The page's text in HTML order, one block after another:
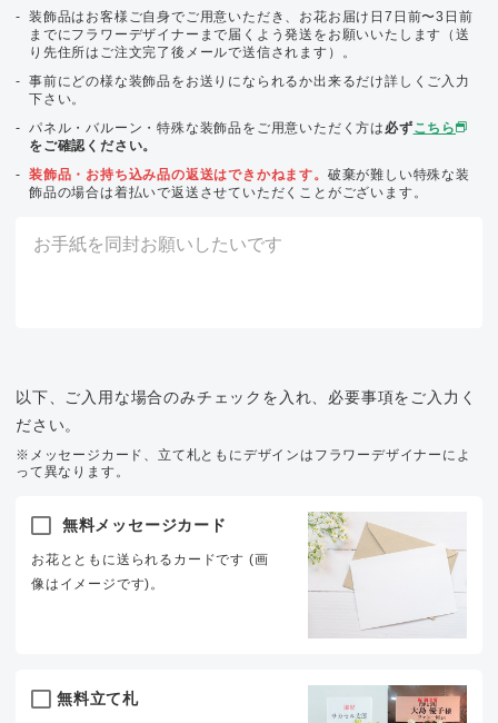
装飾品はお客様ご自身でご用意いただき、お花お届け日7日前〜3日前
までにフラワーデザイナーまで届くよう発送をお願いいたします（送
り先住所はご注文完了後メールで送信されます）。
事前にどの様な装飾品をお送りになられるか出来るだけ詳しくご入力
下さい。
パネル・バルーン・特殊な装飾品をご用意いただく方は 必ずこちら
をご確認ください。
装飾品・お持ち込み品の返送はできかねます。 破棄が難しい特殊な装
飾品の場合は着払いで返送させていただくことがございます。
以下、ご入用な場合のみチェックを入れ、必要事項をご入力く
ださい。
※メッセージカード、立て札ともにデザインはフラワーデザイナーによ
って異なります。
無料メッセージカード
お花とともに送られるカードです (画
像はイメージです)。
無料立て札